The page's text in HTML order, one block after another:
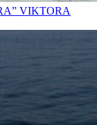
VIKTORA